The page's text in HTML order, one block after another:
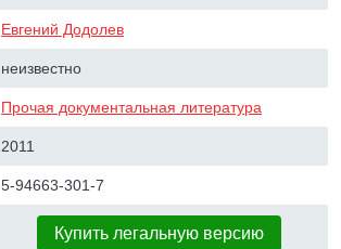
Евгений Додолев
неизвестно
Прочая документальная литература
2011
5-94663-301-7
Купить легальную версию